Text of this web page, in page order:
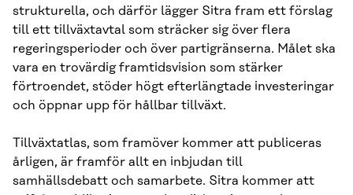
strukturella, och därför lägger Sitra fram ett förslag
till ett tillväxtavtal som sträcker sig över flera
regeringsperioder och över partigränserna. Målet ska
vara en trovärdig framtidsvision som stärker
förtroendet, stöder högt efterlängtade investeringar
och öppnar upp för hållbar tillväxt.
Tillväxtatlas, som framöver kommer att publiceras
årligen, är framför allt en inbjudan till
samhällsdebatt och samarbete. Sitra kommer att